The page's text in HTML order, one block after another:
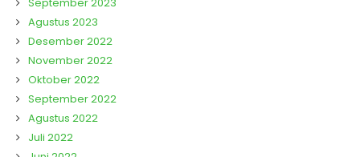
Agustus 2023
Desember 2022
November 2022
Oktober 2022
September 2022
Agustus 2022
Juli 2022